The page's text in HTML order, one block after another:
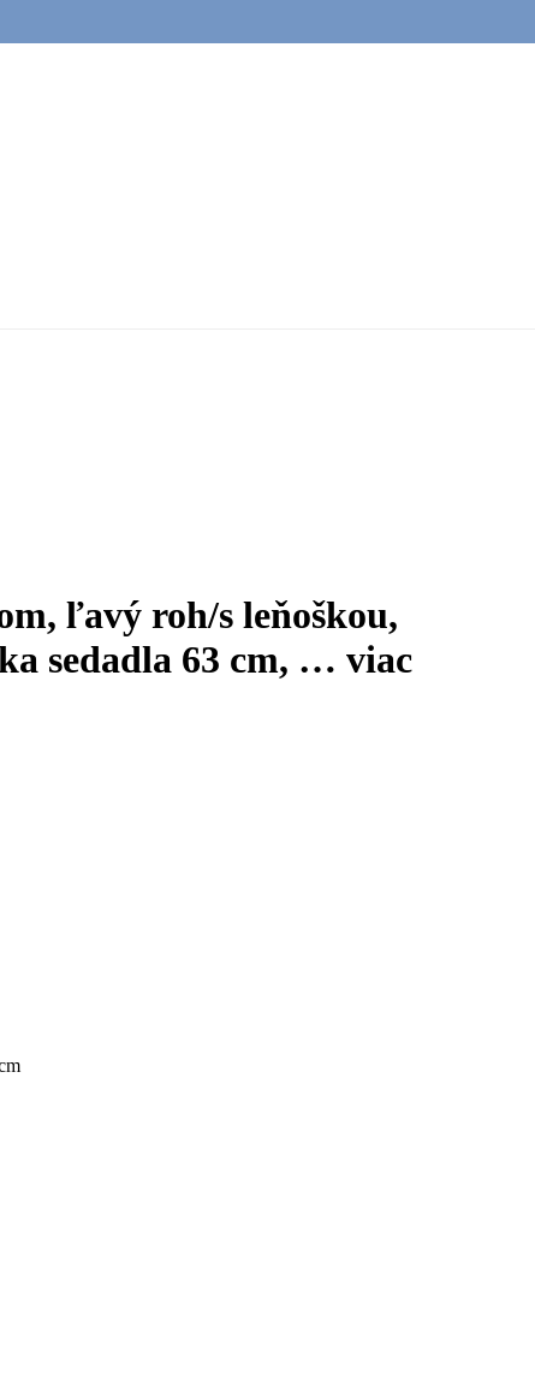
ľavý roh/s leňoškou,
sedadla 63 cm, … viac